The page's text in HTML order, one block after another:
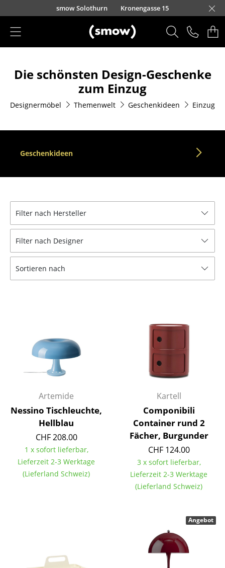
Direkt zum Inhaltsmow Solothurn Kronengasse 15
Sitzmöbel
Loungesessel
Stühle
Freischwinger
Barhocker
Hocker
Bänke & Liegen
Sitzsäcke
Schaukelstühle
Bürodrehstühle
Konferenzstühle
Bürosessel
Einzelteile
... alle Sitzmöbel
Tische
Sekretäre & PC-Tische
Die schönsten Design-Geschenke
zum Einzug
Designermöbel Themenwelt Geschenkideen Einzug
Geschenkideen
Filter nach Hersteller
Filter nach Designer
Sortieren nach
Artemide
Nessino Tischleuchte,
Hellblau
CHF 208.00
1 x sofort lieferbar,
Lieferzeit 2-3 Werktage
(Lieferland Schweiz)
Kartell
Componibili
Container rund 2
Fächer, Burgunder
CHF 124.00
3 x sofort lieferbar,
Lieferzeit 2-3 Werktage
(Lieferland Schweiz)
Angebot